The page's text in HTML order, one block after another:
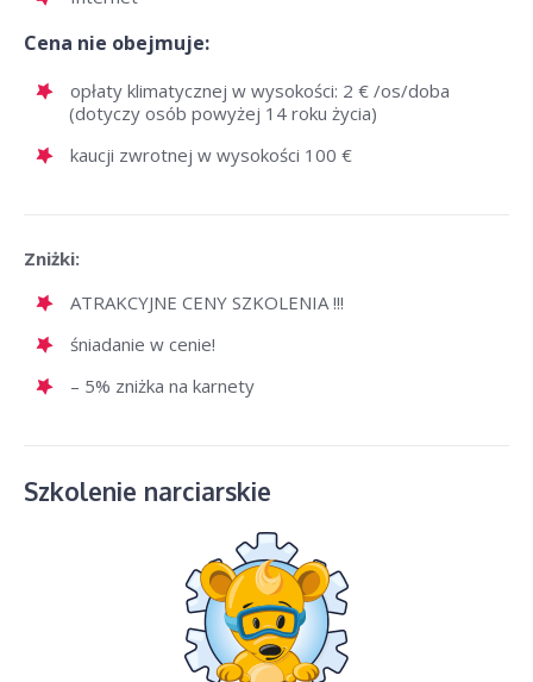
Cena nie obejmuje:
opłaty klimatycznej w wysokości: 2 € /os/doba
(dotyczy osób powyżej 14 roku życia)
kaucji zwrotnej w wysokości 100 €
Zniżki:
ATRAKCYJNE CENY SZKOLENIA !!!
śniadanie w cenie!
– 5% zniżka na karnety
Szkolenie narciarskie